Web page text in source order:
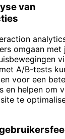
van
omgaan
A/B-tests
voor een
en helpen om
te